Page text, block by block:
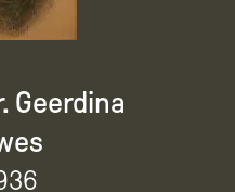
Geerdina